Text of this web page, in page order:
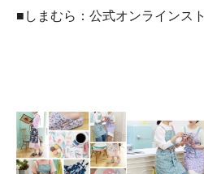
■しまむら：公式オンラインス